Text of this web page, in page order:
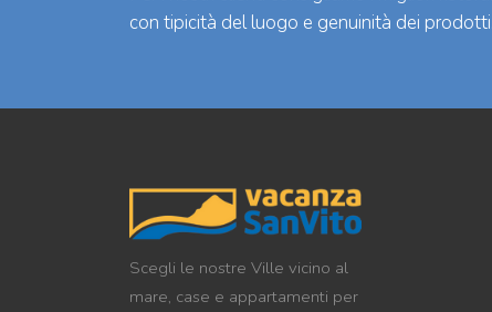
con tipicità del luogo e genuinità dei prodotti.
Scegli le nostre Ville vicino al
mare, case e appartamenti per